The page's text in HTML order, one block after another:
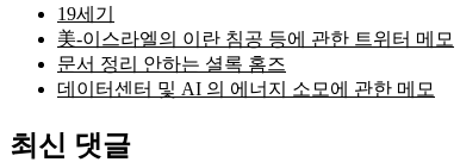
19세기
美-이스라엘의 이란 침공 등에 관한 트위터 메모
문서 정리 안하는 셜록 홈즈
데이터센터 및 AI 의 에너지 소모에 관한 메모
최신 댓글